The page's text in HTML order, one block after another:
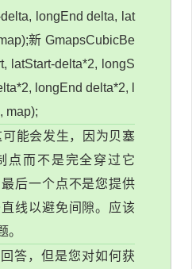
longEnd delta, lat
新 GmapsCubicBe
latStart-delta*2, longS
longEnd delta*2, l
map);
能会发生，因为贝塞
点而不是完全穿过它
后一个点不是您提供
线以避免间隙。应该
。
答，但是您对如何获